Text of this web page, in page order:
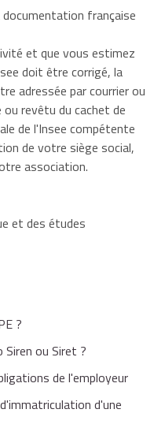
française
et que vous estimez
doit être corrigé, la
adressée par courrier ou
revêtu du cachet de
de l'Insee compétente
de votre siège social,
association.
et des études
?
ou Siret ?
de l'employeur
d'une